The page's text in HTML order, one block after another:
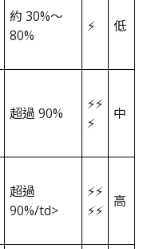
約 30%～
80%
⚡ 低
超過 90%
⚡⚡
⚡
中
超過
90%/td>
⚡⚡
⚡⚡
高